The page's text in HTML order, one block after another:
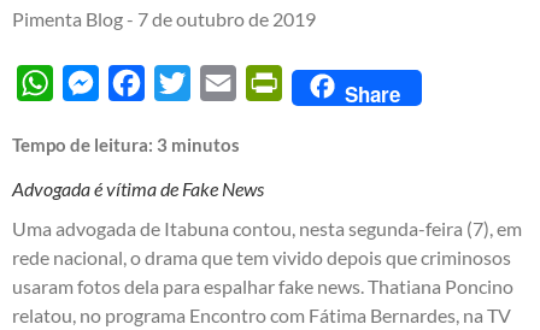
Pimenta Blog - 7 de outubro de 2019
WhatsAppMessengerFacebook
Twitter Email PrintFriendly
Share
Tempo de leitura: 3 minutos
Advogada é vítima de Fake News
Uma advogada de Itabuna contou, nesta segunda-feira (7), em
rede nacional, o drama que tem vivido depois que criminosos
usaram fotos dela para espalhar fake news. Thatiana Poncino
relatou, no programa Encontro com Fátima Bernardes, na TV